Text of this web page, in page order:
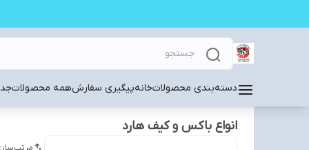
دسته‌بندی محصولاتخانهپیگیری سفارشهمه محصولات
انواع باکس و کیف هارد